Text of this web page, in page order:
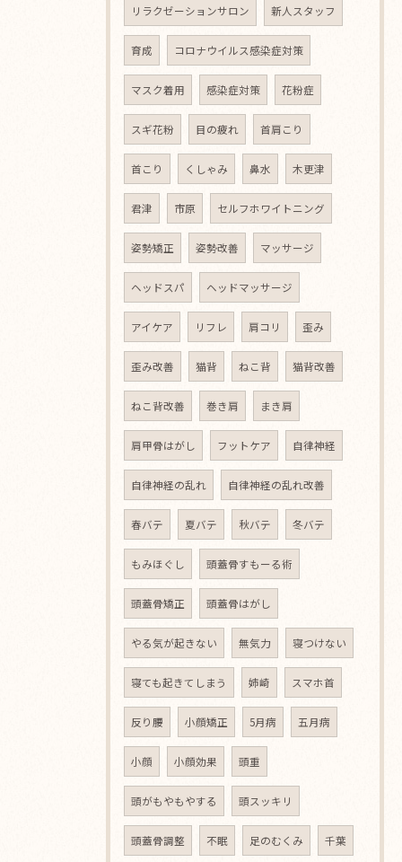
リラクゼーションサロン 新人スタッフ
育成 コロナウイルス感染症対策
マスク着用 感染症対策 花粉症
スギ花粉 目の疲れ 首肩こり
首こり くしゃみ 鼻水 木更津
君津 市原 セルフホワイトニング
姿勢矯正 姿勢改善 マッサージ
ヘッドスパ ヘッドマッサージ
アイケア リフレ 肩コリ 歪み
歪み改善 猫背 ねこ背 猫背改善
ねこ背改善 巻き肩 まき肩
肩甲骨はがし フットケア 自律神経
自律神経の乱れ 自律神経の乱れ改善
春バテ 夏バテ 秋バテ 冬バテ
もみほぐし 頭蓋骨すもーる術
頭蓋骨矯正 頭蓋骨はがし
やる気が起きない 無気力 寝つけない
寝ても起きてしまう 姉崎 スマホ首
反り腰 小顔矯正 5月病 五月病
小顔 小顔効果 頭重
頭がもやもやする 頭スッキリ
頭蓋骨調整 不眠 足のむくみ 千葉